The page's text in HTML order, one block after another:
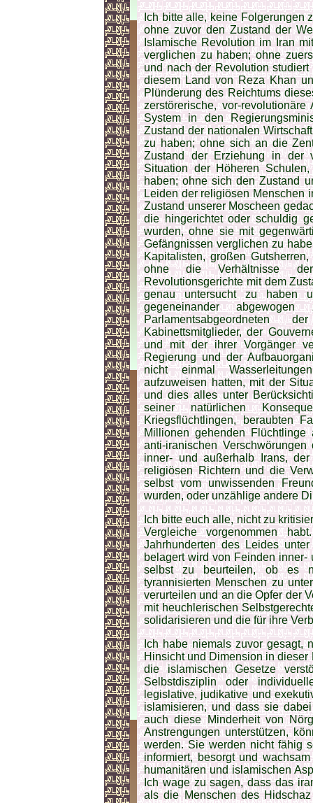
Ich bitte alle, keine Folgerungen
ohne zuvor den Zustand der
Islamische Revolution im Iran
verglichen zu haben; ohne
und nach der Revolution
diesem Land von Reza Khan
Plünderung des Reichtums
zerstörerische, vor-
System in den
Zustand der nationalen
zu haben; ohne sich an die
Zustand der Erziehung in der
Situation der Höheren
haben; ohne sich den Zustand
Leiden der religiösen Menschen
Zustand unserer Moscheen
die hingerichtet oder schuldig
wurden, ohne sie mit
Gefängnissen verglichen zu
Kapitalisten, großen
ohne die Verhältnisse der
Revolutionsgerichte mit dem
genau untersucht zu haben
gegeneinander
Kabinettsmitglieder, der
und mit der ihrer Vorgänger
Regierung und der
nicht einmal
aufzuweisen hatten, mit der
und dies alles unter
seiner natürlichen
Kriegsflüchtlingen, beraubten
Millionen gehenden
anti-iranischen
inner- und außerhalb Irans,
religiösen Richtern und die
selbst vom unwissenden
wurden, oder unzählige andere
Ich bitte euch alle, nicht zu
Vergleiche vorgenommen
Jahrhunderten des Leides
belagert wird von Feinden inner-
selbst zu beurteilen, ob es
tyrannisierten Menschen zu
verurteilen und an die Opfer der
mit heuchlerischen
solidarisieren und die für ihre
Ich habe niemals zuvor gesagt,
Hinsicht und Dimension in
die islamischen Gesetze
Selbstdisziplin oder
legislative, judikative und
islamisieren, und dass sie
auch diese Minderheit von
Anstrengungen unterstützen,
werden. Sie werden nicht fähig
informiert, besorgt und
humanitären und islamischen
Ich wage zu sagen, dass das
als die Menschen des